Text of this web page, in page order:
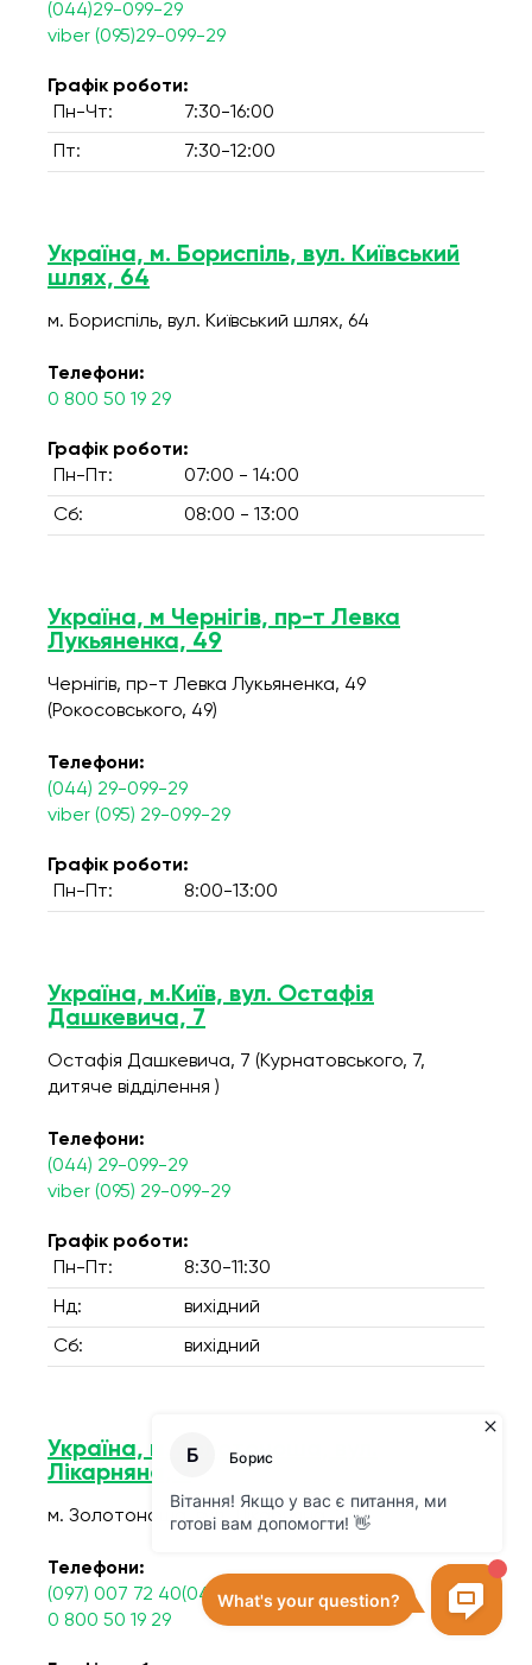
(044)29-099-29
viber (095)29-099-29
Графік роботи:
Пн-Чт:
7:30-16:00
Пт: 7:30-12:00
Україна, м. Бориспіль, вул. Київський
шлях, 64
м. Бориспіль, вул. Київський шлях, 64
Телефони:
0 800 50 19 29
Графік роботи:
Пн-Пт:
07:00 - 14:00
Сб: 08:00 - 13:00
Україна, м Чернігів, пр-т Левка
Лукьяненка, 49
Чернігів, пр-т Левка Лукьяненка, 49
(Рокосовського, 49)
Телефони:
(044) 29-099-29
viber (095) 29-099-29
Графік роботи:
Пн-Пт:
8:00-13:00
Україна, м.Київ, вул. Остафія
Дашкевича, 7
Остафія Дашкевича, 7 (Курнатовського, 7,
дитяче відділення )
Телефони:
(044) 29-099-29
viber (095) 29-099-29
Графік роботи:
Пн-Пт:
8:30-11:30
Нд: вихідний
Сб: вихідний
Україна, м. Золотоноша, вул.
Лікарняна, 2
м. Золотоноша, вул. Лікарняна, 2
Телефони:
(097) 007 72 40(044) 29 099 29
0 800 50 19 29